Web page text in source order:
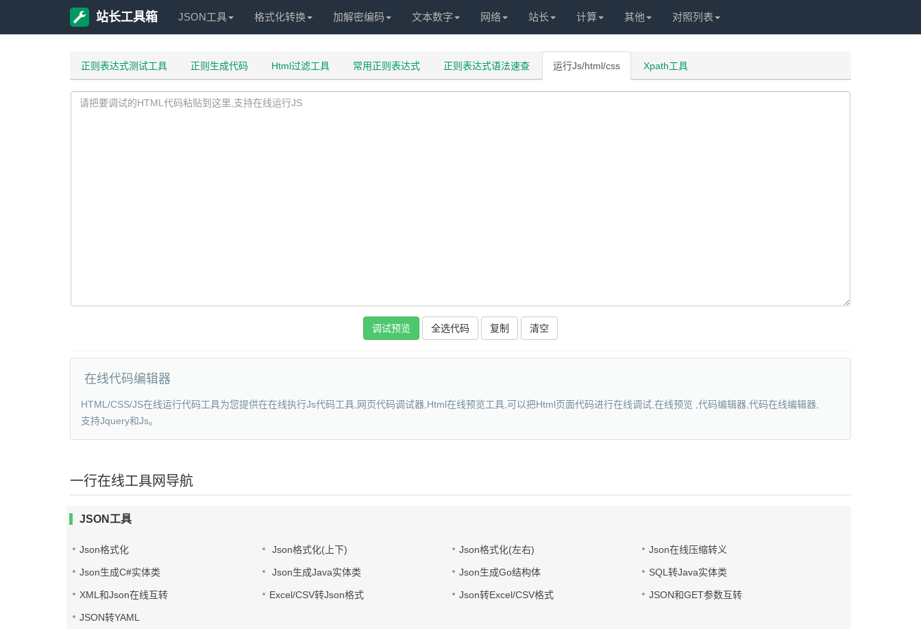
站长工具箱 JSON工具 格式化转换 加解密编码 文本数字 网络 站长 计算 其他 对照列表
正则表达式测试工具 正则生成代码 Html过滤工具 常用正则表达式 正则表达式语法速查 运行Js/html/css Xpath工具
复制
在线代码编辑器
HTML/CSS/JS在线运行代码工具为您提供在在线执行Js代码工具,网页代码调试器,Html在线预览工具,可以把Html页面代码进行在线调试,在线预览 ,代码编辑器,代码在线编辑器,
支持Jquery和Js。
一行在线工具网导航
JSON工具
Json格式化 Json格式化(上下) Json格式化(左右) Json在线压缩转义
Json生成C#实体类 Json生成Java实体类 Json生成Go结构体 SQL转Java实体类
XML和Json在线互转 Excel/CSV转Json格式 Json转Excel/CSV格式 JSON和GET参数互转
JSON转YAML